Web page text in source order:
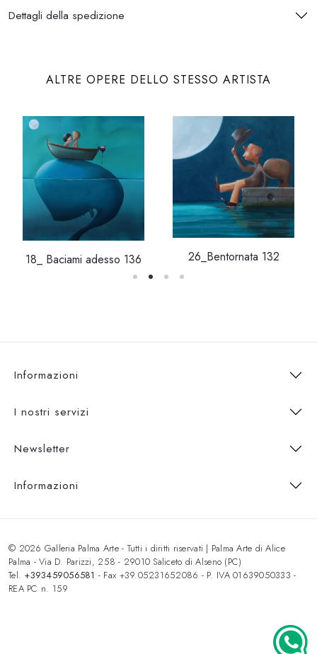
Dettagli della spedizione
ALTRE OPERE DELLO STESSO ARTISTA
18_ Baciami adesso 136 26_Bentornata 132
Informazioni
I nostri servizi
Newsletter
Informazioni
© 2026 Galleria Palma Arte - Tutti i diritti riservati | Palma Arte di Alice
Palma - Via D. Parizzi, 258 - 29010 Saliceto di Alseno (PC)
Tel. +393459056581 - Fax +39.05231652086 - P. IVA 01639050333 -
REA PC n. 159